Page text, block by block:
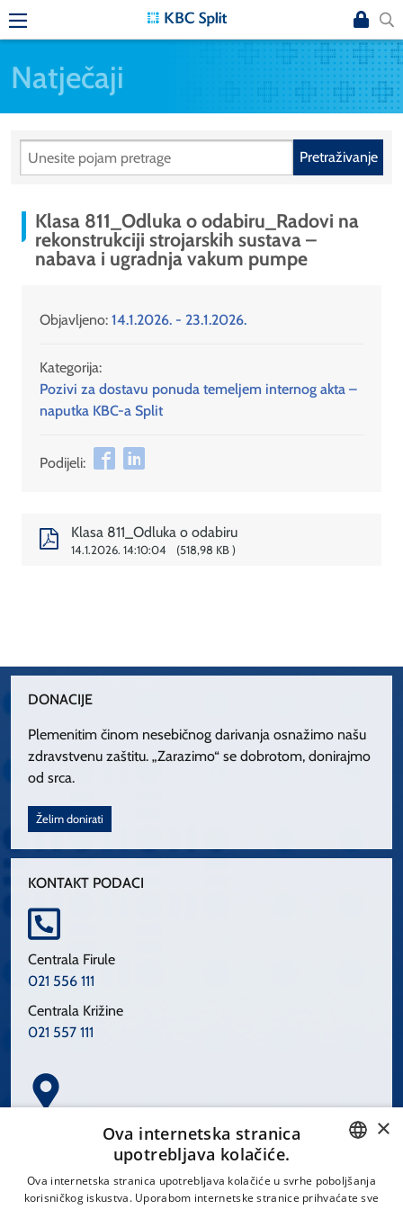
Natječaji
Pretraživanje
Klasa 811_Odluka o odabiru_Radovi na
rekonstrukciji strojarskih sustava –
nabava i ugradnja vakum pumpe
Objavljeno: 14.1.2026. - 23.1.2026.
Kategorija:
Pozivi za dostavu ponuda temeljem internog akta –
naputka KBC-a Split
Podijeli:
Klasa 811_Odluka o odabiru
14.1.2026. 14:10:04 518,98 KB
DONACIJE
Plemenitim činom nesebičnog darivanja osnažimo našu
zdravstvenu zaštitu. „Zarazimo“ se dobrotom, donirajmo
od srca.
Želim donirati
KONTAKT PODACI
Centrala Firule
021 556 111
Centrala Križine
021 557 111
Spinčićeva 1, 21000 Split
CROATIAN
×
Ova internetska stranica
upotrebljava kolačiće.
Ova internetska stranica upotrebljava kolačiće u svrhe poboljšanja
korisničkog iskustva. Uporabom internetske stranice prihvaćate sve